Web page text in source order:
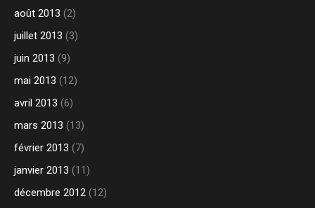
août 2013 (2)
juillet 2013 (3)
juin 2013 (9)
mai 2013 (12)
avril 2013 (6)
mars 2013 (13)
février 2013 (7)
janvier 2013 (11)
décembre 2012 (12)